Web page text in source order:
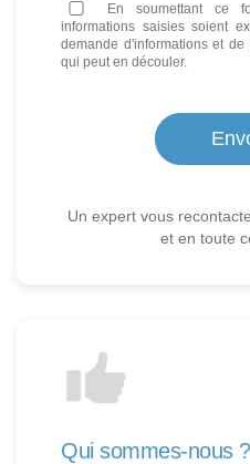
En soumettant ce
informations saisies soient
demande d'informations et
qui peut en découler.
Un expert vous
et en toute
Qui sommes-nous ?